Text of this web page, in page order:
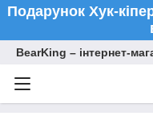
Подарунок Хук-
BearKing – інтернет-